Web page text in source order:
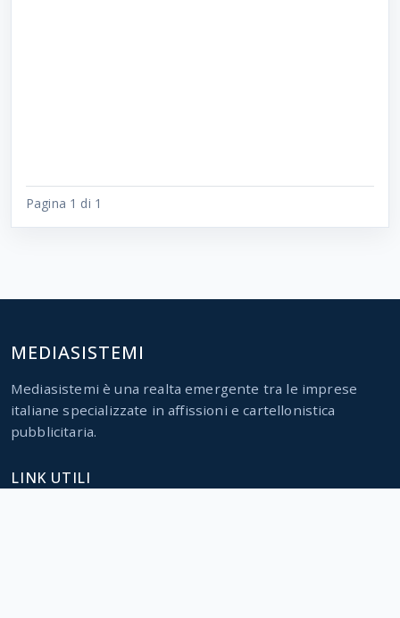
Pagina 1 di 1
MEDIASISTEMI
Mediasistemi è una realta emergente tra le imprese
italiane specializzate in affissioni e cartellonistica
pubblicitaria.
LINK UTILI